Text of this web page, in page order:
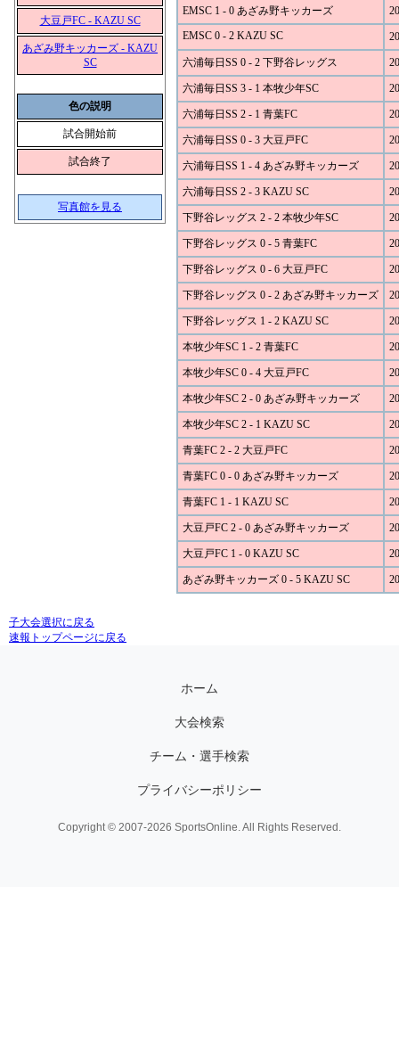
大豆戸FC - KAZU SC
あざみ野キッカーズ - KAZU
SC
色の説明
試合開始前
試合終了
写真館を見る
EMSC 1 - 0 あざみ野キッカーズ
EMSC 0 - 2 KAZU SC
六浦毎日SS 0 - 2 下野谷レッグス
六浦毎日SS 3 - 1 本牧少年SC
六浦毎日SS 2 - 1 青葉FC
六浦毎日SS 0 - 3 大豆戸FC
六浦毎日SS 1 - 4 あざみ野キッカーズ
六浦毎日SS 2 - 3 KAZU SC
下野谷レッグス 2 - 2 本牧少年SC
下野谷レッグス 0 - 5 青葉FC
下野谷レッグス 0 - 6 大豆戸FC
下野谷レッグス 0 - 2 あざみ野キッカーズ
下野谷レッグス 1 - 2 KAZU SC
本牧少年SC 1 - 2 青葉FC
本牧少年SC 0 - 4 大豆戸FC
本牧少年SC 2 - 0 あざみ野キッカーズ
本牧少年SC 2 - 1 KAZU SC
青葉FC 2 - 2 大豆戸FC
青葉FC 0 - 0 あざみ野キッカーズ
青葉FC 1 - 1 KAZU SC
大豆戸FC 2 - 0 あざみ野キッカーズ
大豆戸FC 1 - 0 KAZU SC
あざみ野キッカーズ 0 - 5 KAZU SC
子大会選択に戻る
速報トップページに戻る
ホーム
大会検索
チーム・選手検索
プライバシーポリシー
Copyright © 2007-2026 SportsOnline. All Rights Reserved.